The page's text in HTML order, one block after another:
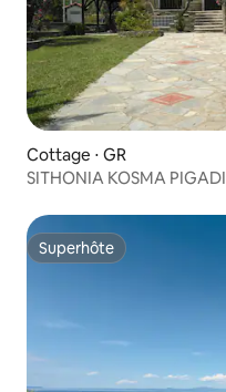
Cottage ⋅ GR
SITHONIA KOSMA PIGADI
Superhôte
Superhôte